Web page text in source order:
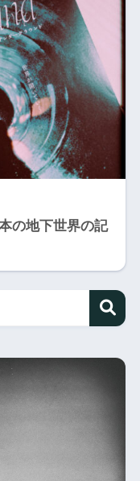
の地下世界の記